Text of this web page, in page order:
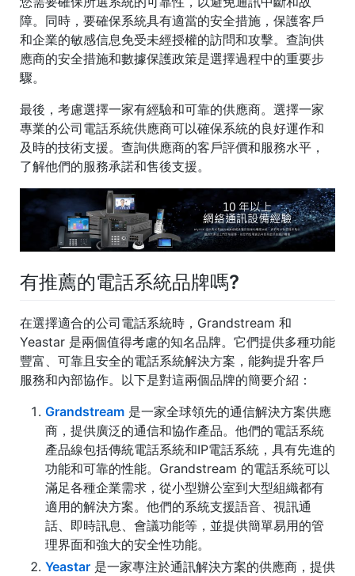
障。同時，要確保系統具有適當的安全措施，保護客戶
和企業的敏感信息免受未經授權的訪問和攻擊。查詢供
應商的安全措施和數據保護政策是選擇過程中的重要步
驟。
最後，考慮選擇一家有經驗和可靠的供應商。選擇一家
專業的公司電話系統供應商可以確保系統的良好運作和
及時的技術支援。查詢供應商的客戶評價和服務水平，
了解他們的服務承諾和售後支援。
有推薦的電話系統品牌嗎?
在選擇適合的公司電話系統時，Grandstream 和
Yeastar 是兩個值得考慮的知名品牌。它們提供多種功能
豐富、可靠且安全的電話系統解決方案，能夠提升客戶
服務和內部協作。以下是對這兩個品牌的簡要介紹：
Grandstream 是一家全球領先的通信解決方案供應
商，提供廣泛的通信和協作產品。他們的電話系統
產品線包括傳統電話系統和IP電話系統，具有先進的
功能和可靠的性能。Grandstream 的電話系統可以
滿足各種企業需求，從小型辦公室到大型組織都有
適用的解決方案。他們的系統支援語音、視訊通
話、即時訊息、會議功能等，並提供簡單易用的管
理界面和強大的安全性功能。
Yeastar 是一家專注於通訊解決方案的供應商，提供